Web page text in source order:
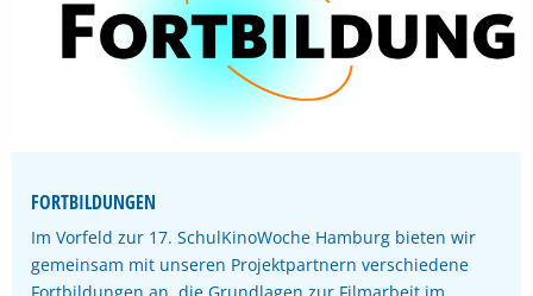
FORTBILDUNGEN
Im Vorfeld zur 17. SchulKinoWoche Hamburg bieten wir
gemeinsam mit unseren Projektpartnern verschiedene